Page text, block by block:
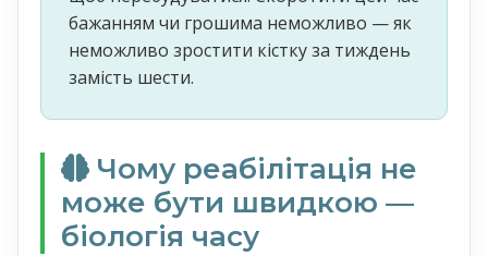
бажанням чи грошима неможливо — як
неможливо зростити кістку за тиждень
замість шести.
Чому реабілітація не
може бути швидкою —
біологія часу